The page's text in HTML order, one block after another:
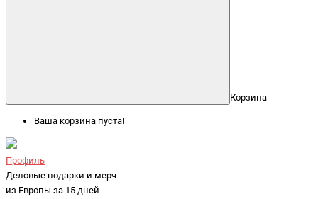
Корзина
Ваша корзина пуста!
Профиль
Деловые подарки и мерч
из Европы за 15 дней